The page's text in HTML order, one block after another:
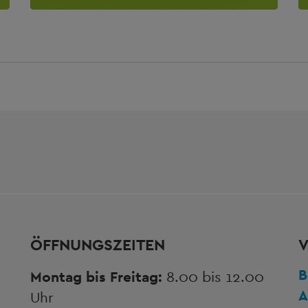
ÖFFNUNGSZEITEN
Montag bis Freitag: 8.00 bis 12.00
Uhr